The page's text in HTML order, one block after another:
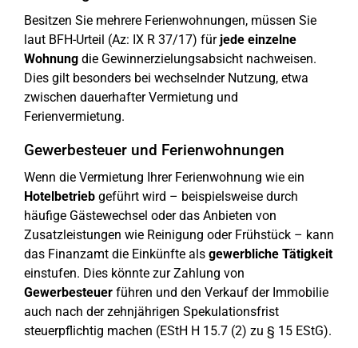
Besitzen Sie mehrere Ferienwohnungen, müssen Sie
laut BFH-Urteil (Az: IX R 37/17) für jede einzelne
Wohnung die Gewinnerzielungsabsicht nachweisen.
Dies gilt besonders bei wechselnder Nutzung, etwa
zwischen dauerhafter Vermietung und
Ferienvermietung.
Gewerbesteuer und Ferienwohnungen
Wenn die Vermietung Ihrer Ferienwohnung wie ein
Hotelbetrieb geführt wird – beispielsweise durch
häufige Gästewechsel oder das Anbieten von
Zusatzleistungen wie Reinigung oder Frühstück – kann
das Finanzamt die Einkünfte als gewerbliche Tätigkeit
einstufen. Dies könnte zur Zahlung von
Gewerbesteuer führen und den Verkauf der Immobilie
auch nach der zehnjährigen Spekulationsfrist
steuerpflichtig machen (EStH H 15.7 (2) zu § 15 EStG).